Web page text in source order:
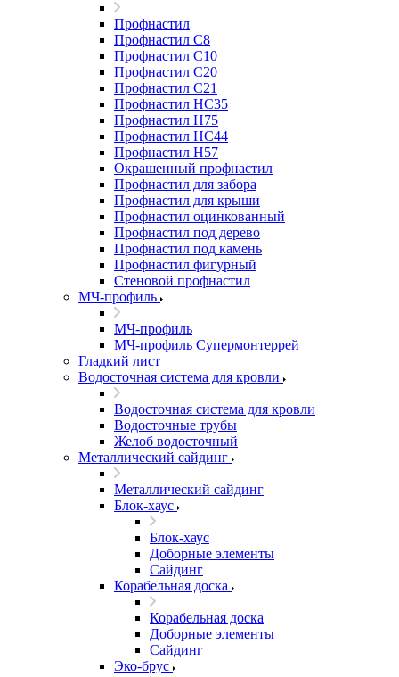
Профнастил
Профнастил С8
Профнастил С10
Профнастил С20
Профнастил С21
Профнастил НС35
Профнастил Н75
Профнастил HC44
Профнастил Н57
Окрашенный профнастил
Профнастил для забора
Профнастил для крыши
Профнастил оцинкованный
Профнастил под дерево
Профнастил под камень
Профнастил фигурный
Стеновой профнастил
МЧ-профиль
МЧ-профиль
МЧ-профиль Супермонтеррей
Гладкий лист
Водосточная система для кровли
Водосточная система для кровли
Водосточные трубы
Желоб водосточный
Металлический сайдинг
Металлический сайдинг
Блок-хаус
Блок-хаус
Доборные элементы
Сайдинг
Корабельная доска
Корабельная доска
Доборные элементы
Сайдинг
Эко-брус